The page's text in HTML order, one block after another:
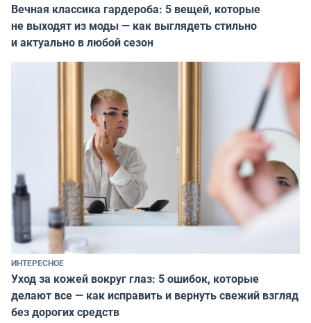
Вечная классика гардероба: 5 вещей, которые
не выходят из моды — как выглядеть стильно
и актуально в любой сезон
ИНТЕРЕСНОЕ
Уход за кожей вокруг глаз: 5 ошибок, которые
делают все — как исправить и вернуть свежий взгляд
без дорогих средств